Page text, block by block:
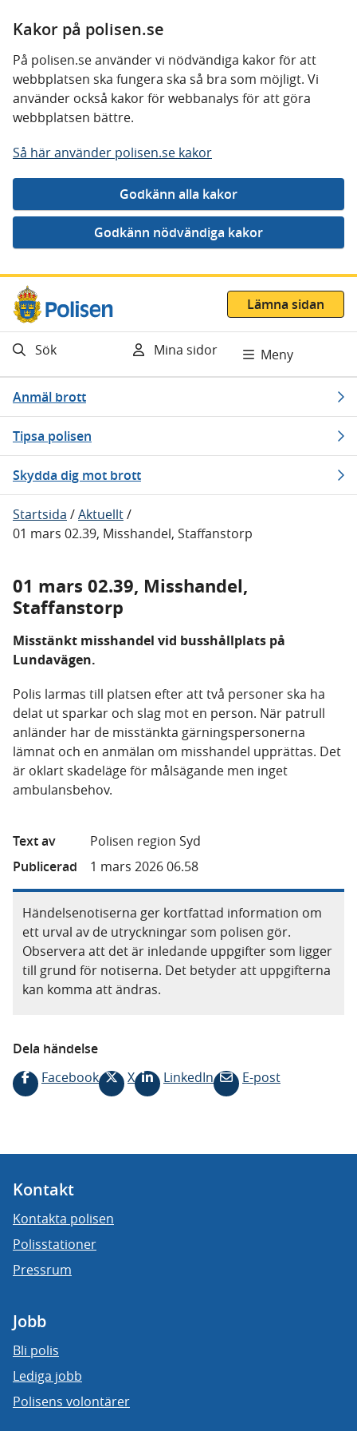
Kakor på polisen.se
På polisen.se använder vi nödvändiga kakor för att
webbplatsen ska fungera ska så bra som möjligt. Vi
använder också kakor för webbanalys för att göra
webbplatsen bättre.
Så här använder polisen.se kakor
Gå direkt till innehåll
Lämna sidan
Sök Mina sidor Meny
Anmäl brott
Tipsa polisen
Skydda dig mot brott
Startsida /Aktuellt/
01 mars 02.39, Misshandel, Staffanstorp
01 mars 02.39, Misshandel,
Staffanstorp
Misstänkt misshandel vid busshållplats på
Lundavägen.
Polis larmas till platsen efter att två personer ska ha
delat ut sparkar och slag mot en person. När patrull
anländer har de misstänkta gärningspersonerna
lämnat och en anmälan om misshandel upprättas. Det
är oklart skadeläge för målsägande men inget
ambulansbehov.
Text av
Polisen region Syd
Publicerad
1 mars 2026 06.58
Händelsenotiserna ger kortfattad information om
ett urval av de utryckningar som polisen gör.
Observera att det är inledande uppgifter som ligger
till grund för notiserna. Det betyder att uppgifterna
kan komma att ändras.
Dela händelse
Facebook
X LinkedIn E-post
Kontakt
Kontakta polisen
Polisstationer
Pressrum
Jobb
Bli polis
Lediga jobb
Polisens volontärer